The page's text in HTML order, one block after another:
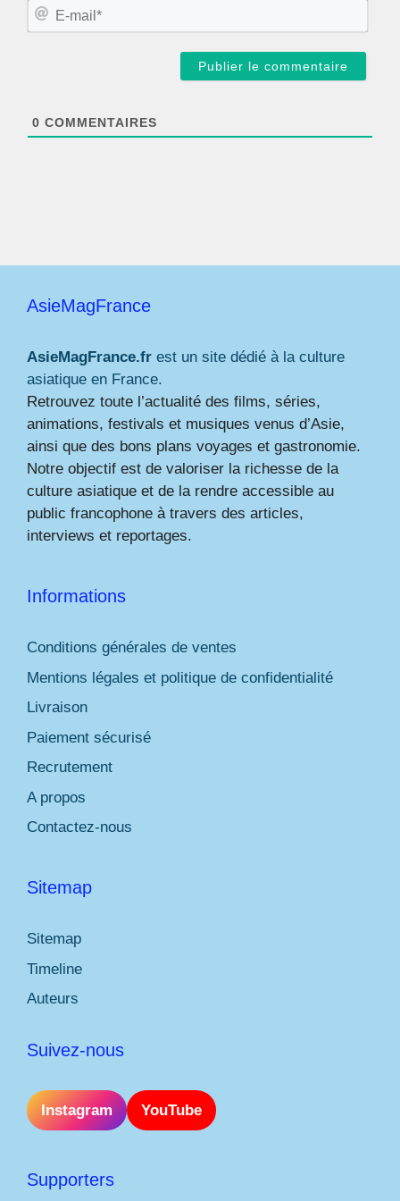
E
0 COMMENTAIRES
AsieMagFrance
AsieMagFrance.fr est un site dédié à la culture
asiatique en France.
Retrouvez toute l’actualité des films, séries,
animations, festivals et musiques venus d’Asie,
ainsi que des bons plans voyages et gastronomie.
Notre objectif est de valoriser la richesse de la
culture asiatique et de la rendre accessible au
public francophone à travers des articles,
interviews et reportages.
Informations
Conditions générales de ventes
Mentions légales et politique de confidentialité
Livraison
Paiement sécurisé
Recrutement
A propos
Contactez-nous
Sitemap
Sitemap
Timeline
Auteurs
Suivez-nous
Instagram YouTube
Supporters